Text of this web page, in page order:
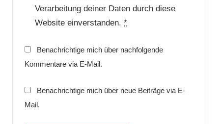
Verarbeitung deiner Daten durch diese
Website einverstanden. *
Benachrichtige mich über nachfolgende
Kommentare via E-Mail.
Benachrichtige mich über neue Beiträge via E-
Mail.